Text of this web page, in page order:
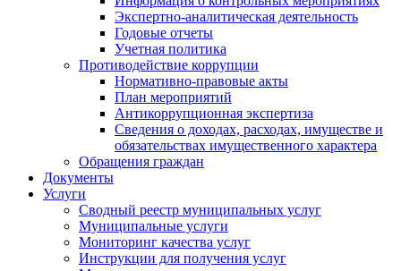
Экспертно-аналитическая деятельность
Годовые отчеты
Учетная политика
Противодействие коррупции
Нормативно-правовые акты
План мероприятий
Антикоррупционная экспертиза
Сведения о доходах, расходах, имуществе и
обязательствах имущественного характера
Обращения граждан
Документы
Услуги
Сводный реестр муниципальных услуг
Муниципальные услуги
Мониторинг качества услуг
Инструкции для получения услуг